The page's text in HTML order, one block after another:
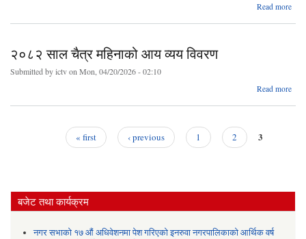
Read more
२०८२ साल चैत्र महिनाको आय व्यय विवरण
Submitted byictvon Mon, 04/20/2026 - 02:10
Read more
« first ‹ previous 1 2 3
बजेट तथा कार्यक्रम
नगर सभाको १७ औं अधिवेशनमा पेश गरिएको इनरुवा नगरपालिकाको आर्थिक वर्ष